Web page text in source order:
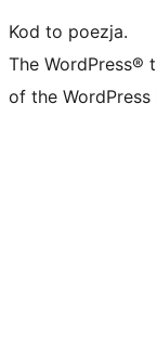
Kod to poezja.
The WordPress®
of the WordPress